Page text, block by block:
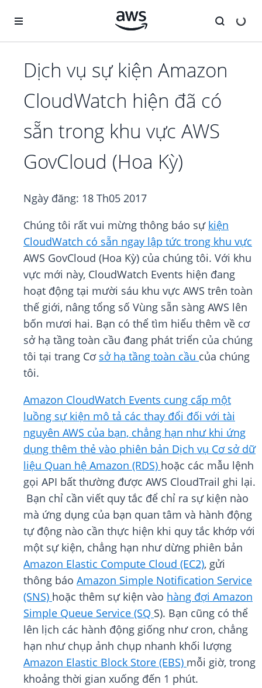
Dịch vụ sự kiện Amazon
CloudWatch hiện đã có
sẵn trong khu vực AWS
GovCloud (Hoa Kỳ)
Ngày đăng: 18 Th05 2017
Chúng tôi rất vui mừng thông báo sự kiện
CloudWatch có sẵn ngay lập tức trong khu vực
AWS GovCloud (Hoa Kỳ) của chúng tôi. Với khu
vực mới này, CloudWatch Events hiện đang
hoạt động tại mười sáu khu vực AWS trên toàn
thế giới, nâng tổng số Vùng sẵn sàng AWS lên
bốn mươi hai. Bạn có thể tìm hiểu thêm về cơ
sở hạ tầng toàn cầu đang phát triển của chúng
tôi tại trang Cơ sở hạ tầng toàn cầu của chúng
tôi.
Amazon CloudWatch Events cung cấp một
luồng sự kiện mô tả các thay đổi đối với tài
nguyên AWS của bạn, chẳng hạn như khi ứng
dụng thêm thẻ vào phiên bản Dịch vụ Cơ sở dữ
liệu Quan hệ Amazon (RDS) hoặc các mẫu lệnh
gọi API bất thường được AWS CloudTrail ghi lại.
Bạn chỉ cần viết quy tắc để chỉ ra sự kiện nào
mà ứng dụng của bạn quan tâm và hành động
tự động nào cần thực hiện khi quy tắc khớp với
một sự kiện, chẳng hạn như dừng phiên bản
Amazon Elastic Compute Cloud (EC2), gửi
thông báo Amazon Simple Notification Service
(SNS) hoặc thêm sự kiện vào hàng đợi Amazon
Simple Queue Service (SQ S). Bạn cũng có thể
lên lịch các hành động giống như cron, chẳng
hạn như chụp ảnh chụp nhanh khối lượng
Amazon Elastic Block Store (EBS) mỗi giờ, trong
khoảng thời gian xuống đến 1 phút.